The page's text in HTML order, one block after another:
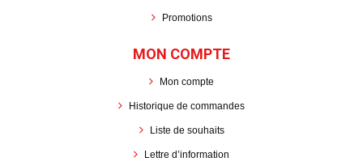
Promotions
MON COMPTE
Mon compte
Historique de commandes
Liste de souhaits
Lettre d’information